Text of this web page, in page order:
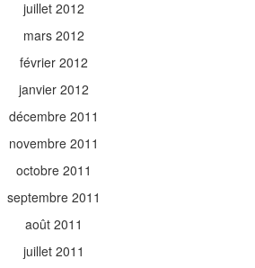
juillet 2012
mars 2012
février 2012
janvier 2012
décembre 2011
novembre 2011
octobre 2011
septembre 2011
août 2011
juillet 2011